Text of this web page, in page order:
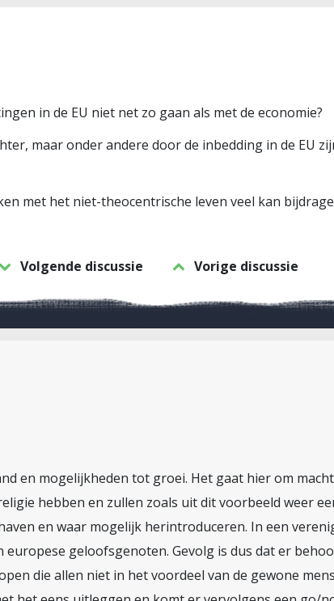
in de EU niet net zo gaan als met de economie?
maar onder andere door de inbedding in de EU
met het niet-theocentrische leven veel kan
Volgende discussie Vorige discussie
en mogelijkheden tot groei. Het gaat hier om
hebben en zullen zoals uit dit voorbeeld weer
en waar mogelijk herintroduceren. In een
geloofsgenoten. Gevolg is dus dat er
die allen niet in het voordeel van de gewone